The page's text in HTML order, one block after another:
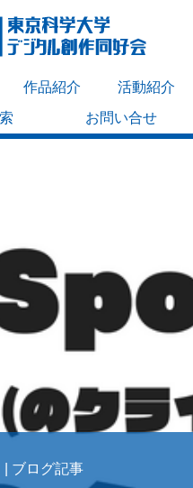
作品紹介
活動紹介
お問い合せ
ブログ記事